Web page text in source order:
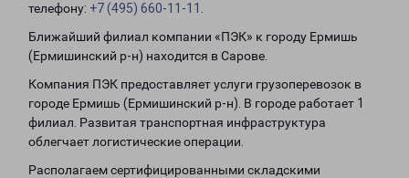
телефону: +7 (495) 660-11-11
Ближайший филиал компании «ПЭК» к городу Ермишь
(Ермишинский р-н) находится в Сарове.
Компания ПЭК предоставляет услуги грузоперевозок в
городе Ермишь (Ермишинский р-н). В городе работает 1
филиал. Развитая транспортная инфраструктура
облегчает логистические операции.
Располагаем сертифицированными складскими